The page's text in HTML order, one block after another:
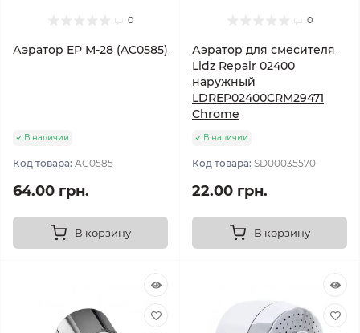
0
Аэратор EP М-28 (AC0585)
В наличии
Код товара: AC0585
64.00 грн.
В корзину
0
Аэратор для смесителя
Lidz Repair 02400
наружный
LDREP02400CRM29471
Chrome
В наличии
Код товара: SD00035570
22.00 грн.
В корзину